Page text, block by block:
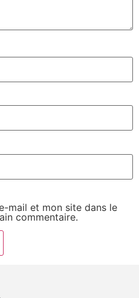
mail et mon site dans le
commentaire.